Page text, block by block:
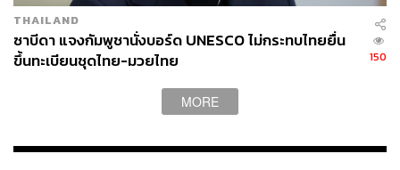
THAILAND
ซาบีดา แจงกัมพูชานั่งบอร์ด UNESCO ไม่กระทบไทยยื่น
ขึ้นทะเบียนชุดไทย-มวยไทย
150
MORE